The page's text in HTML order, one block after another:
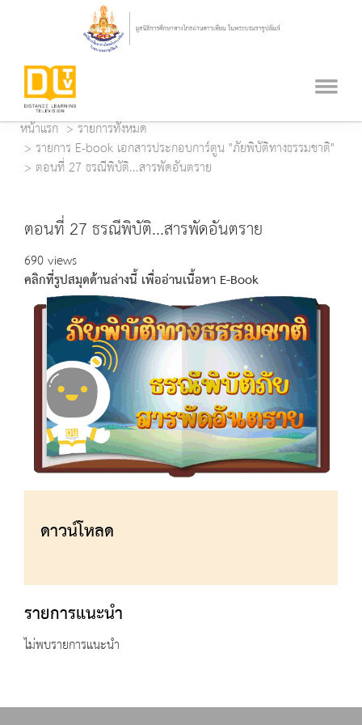
หน้าแรก
รายการทั้งหมด
รายการ E-book เอกสารประกอบการ์ตูน "ภัยพิบัติทางธรรมชาติ"
ตอนที่ 27 ธรณีพิบัติ...สารพัดอันตราย
ตอนที่ 27 ธรณีพิบัติ...สารพัดอันตราย
690 views
คลิกที่รูปสมุดด้านล่างนี้ เพื่ออ่านเนื้อหา E-Book
ดาวน์โหลด
รายการแนะนำ
ไม่พบรายการแนะนำ